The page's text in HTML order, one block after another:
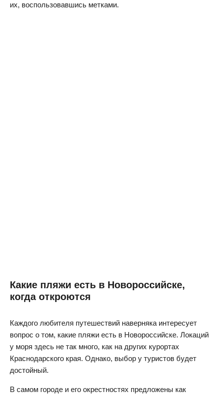
их, воспользовавшись метками.
Какие пляжи есть в Новороссийске,
когда откроются
Каждого любителя путешествий наверняка интересует
вопрос о том, какие пляжи есть в Новороссийске. Локаций
у моря здесь не так много, как на других курортах
Краснодарского края. Однако, выбор у туристов будет
достойный.
В самом городе и его окрестностях предложены как